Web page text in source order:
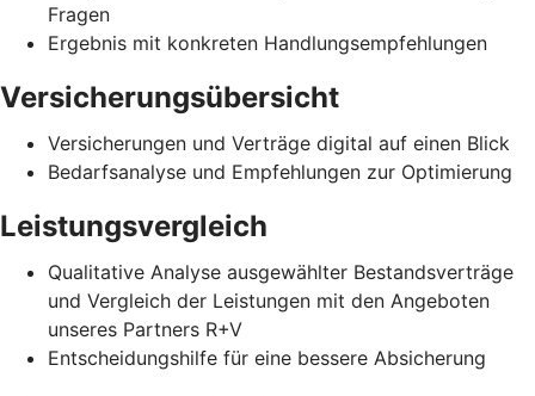
Fragen
Ergebnis mit konkreten Handlungsempfehlungen
Versicherungsübersicht
Versicherungen und Verträge digital auf einen Blick
Bedarfsanalyse und Empfehlungen zur Optimierung
Leistungsvergleich
Qualitative Analyse ausgewählter Bestandsverträge
und Vergleich der Leistungen mit den Angeboten
unseres Partners R+V
Entscheidungshilfe für eine bessere Absicherung